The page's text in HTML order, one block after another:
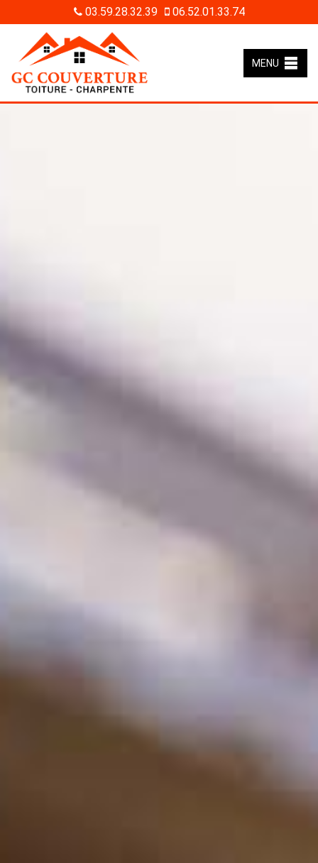
03.59.28.32.39 06.52.01.33.74
MENU